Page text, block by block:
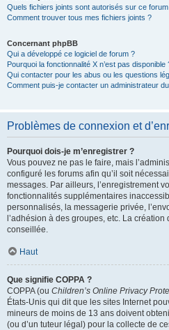
Quels fichiers joints sont autorisés sur ce
Comment trouver tous mes fichiers joints ?
Concernant phpBB
Qui a développé ce logiciel de forum ?
Pourquoi la fonctionnalité X n’est pas disponible
Qui contacter pour les abus ou les questions
Comment puis-je contacter un administrateur
Problèmes de connexion et
Pourquoi dois-je m’enregistrer ?
Vous pouvez ne pas le faire, mais
configuré les forums afin qu’il soit
messages. Par ailleurs, l’enregistrement
fonctionnalités supplémentaires
personnalisés, la messagerie privée,
l’adhésion à des groupes, etc. La
conseillée.
Haut
Que signifie COPPA ?
COPPA (ou Children’s Online Privacy
États-Unis qui dit que les sites Internet
mineurs de moins de 13 ans doivent
(ou d’un tuteur légal) pour la collecte de